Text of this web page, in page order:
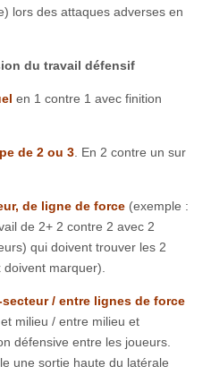
lors des attaques adverses en
du travail défensif
en 1 contre 1 avec finition
de 2 ou 3 . En 2 contre un sur
de ligne de force (exemple :
de 2+ 2 contre 2 avec 2
qui doivent trouver les 2
marquer).
/ entre lignes de force
milieu / entre milieu et
défensive entre les joueurs.
une sortie haute du latérale